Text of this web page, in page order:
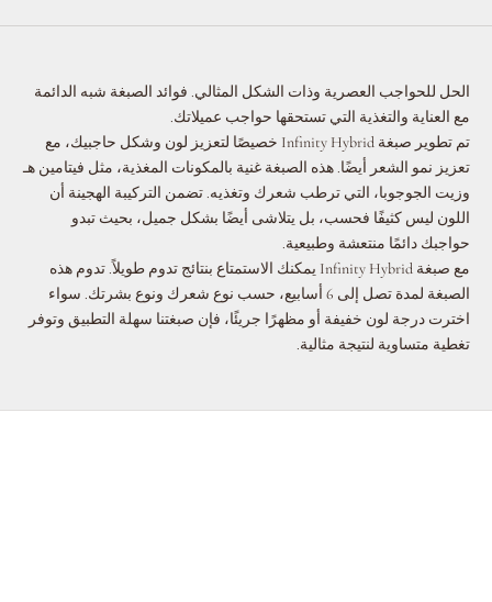
الحل للحواجب العصرية وذات الشكل المثالي. فوائد الصبغة شبه الدائمة
مع العناية والتغذية التي تستحقها حواجب عميلاتك.
تم تطوير صبغة Infinity Hybrid خصيصًا لتعزيز لون وشكل حاجبيك، مع
تعزيز نمو الشعر أيضًا. هذه الصبغة غنية بالمكونات المغذية، مثل فيتامين هـ
وزيت الجوجوبا، التي ترطب شعرك وتغذيه. تضمن التركيبة الهجينة أن
اللون ليس كثيفًا فحسب، بل يتلاشى أيضًا بشكل جميل، بحيث تبدو
حواجبك دائمًا منتعشة وطبيعية.
مع صبغة Infinity Hybrid يمكنك الاستمتاع بنتائج تدوم طويلاً. تدوم هذه
الصبغة لمدة تصل إلى 6 أسابيع، حسب نوع شعرك ونوع بشرتك. سواء
اخترت درجة لون خفيفة أو مظهرًا جريئًا، فإن صبغتنا سهلة التطبيق وتوفر
تغطية متساوية لنتيجة مثالية.